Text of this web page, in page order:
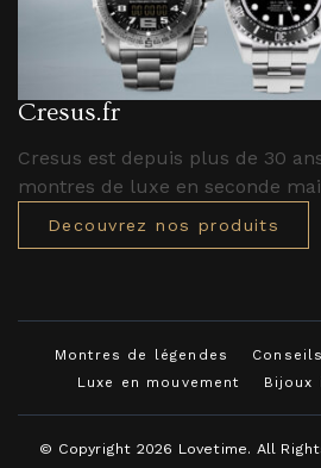
Cresus.fr
Cresus est depuis plus de 30
montres de luxe en seconde
Decouvrez nos produits
Montres de légendes
Luxe en mouvement
Bijoux
© Copyright 2026 Lovetime. All